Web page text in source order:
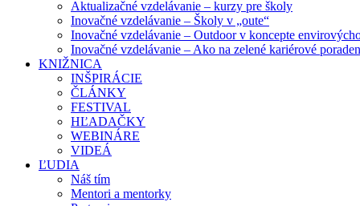
Aktualizačné vzdelávanie – kurzy pre školy
Inovačné vzdelávanie – Školy v „oute“
Inovačné vzdelávanie – Outdoor v koncepte
Inovačné vzdelávanie – Ako na zelené kariérové
KNIŽNICA
INŠPIRÁCIE
ČLÁNKY
FESTIVAL
HĽADAČKY
WEBINÁRE
VIDEÁ
ĽUDIA
Náš tím
Mentori a mentorky